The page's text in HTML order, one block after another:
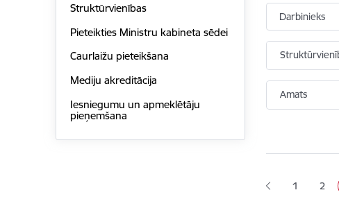
Struktūrvienības
Pieteikties Ministru kabineta sēdei
Caurlaižu pieteikšana
Mediju akreditācija
Iesniegumu un apmeklētāju
pieņemšana
Darbinieks
Amats
Lapošana
Lapa
1 Lapa
2